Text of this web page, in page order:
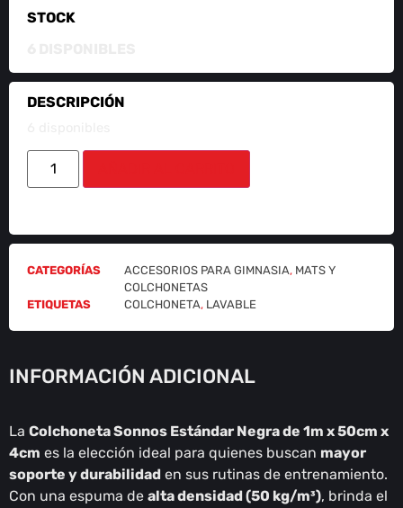
STOCK
DESCRIPCIÓN
CATEGORÍAS ACCESORIOS PARA GIMNASIA, MATS Y
COLCHONETAS
ETIQUETAS
COLCHONETA, LAVABLE
INFORMACIÓN ADICIONAL
La Colchoneta Sonnos Estándar Negra de 1m x 50cm x
4cm es la elección ideal para quienes buscan mayor
soporte y durabilidad en sus rutinas de entrenamiento.
Con una espuma de alta densidad (50 kg/m³), brinda el